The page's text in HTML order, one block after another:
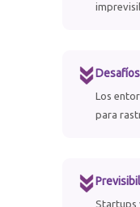
Los
para
Startups